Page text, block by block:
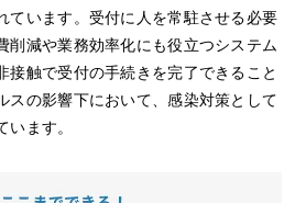
ています。受付に人を常駐させる必要
削減や業務効率化にも役立つシステム
接触で受付の手続きを完了できること
スの影響下において、感染対策として
います。